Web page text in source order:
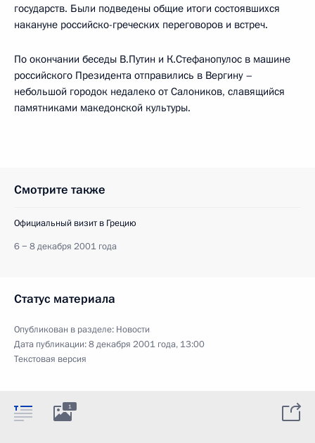
государств. Были подведены общие итоги состоявшихся
накануне российско-греческих переговоров и встреч.
По окончании беседы В.Путин и К.Стефанопулос в машине
российского Президента отправились в Вергину –
небольшой городок недалеко от Салоников, славящийся
памятниками македонской культуры.
Смотрите также
Официальный визит в Грецию
6 − 8 декабря 2001 года
Статус материала
Опубликован в разделе: Новости
Дата публикации:8 декабря 2001 года, 13:00
Текстовая версия
1